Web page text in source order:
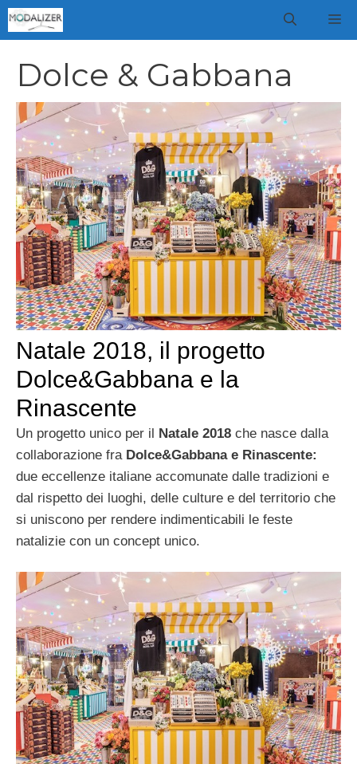
Vai
al
Dolce & Gabbana
Natale 2018, il progetto
Dolce&Gabbana e la
Rinascente
Un progetto unico per il Natale 2018 che nasce dalla
collaborazione fra Dolce&Gabbana e Rinascente:
due eccellenze italiane accomunate dalle tradizioni e
dal rispetto dei luoghi, delle culture e del territorio che
si uniscono per rendere indimenticabili le feste
natalizie con un concept unico.